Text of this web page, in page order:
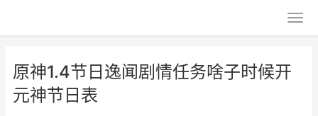
原神1.4节日逸闻剧情任务啥子时候开
元神节日表